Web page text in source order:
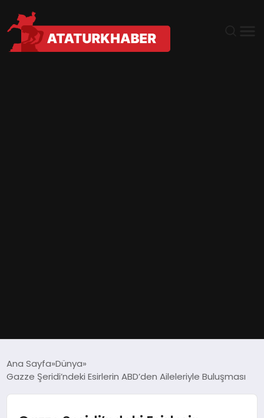
DÜNYA
EĞITIM
Ana Sayfa Dünya
Gazze Şeridi’ndeki Esirlerin ABD’den Aileleriyle Buluşması